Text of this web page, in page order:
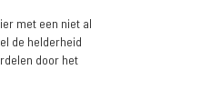
met een niet al
de helderheid
door het